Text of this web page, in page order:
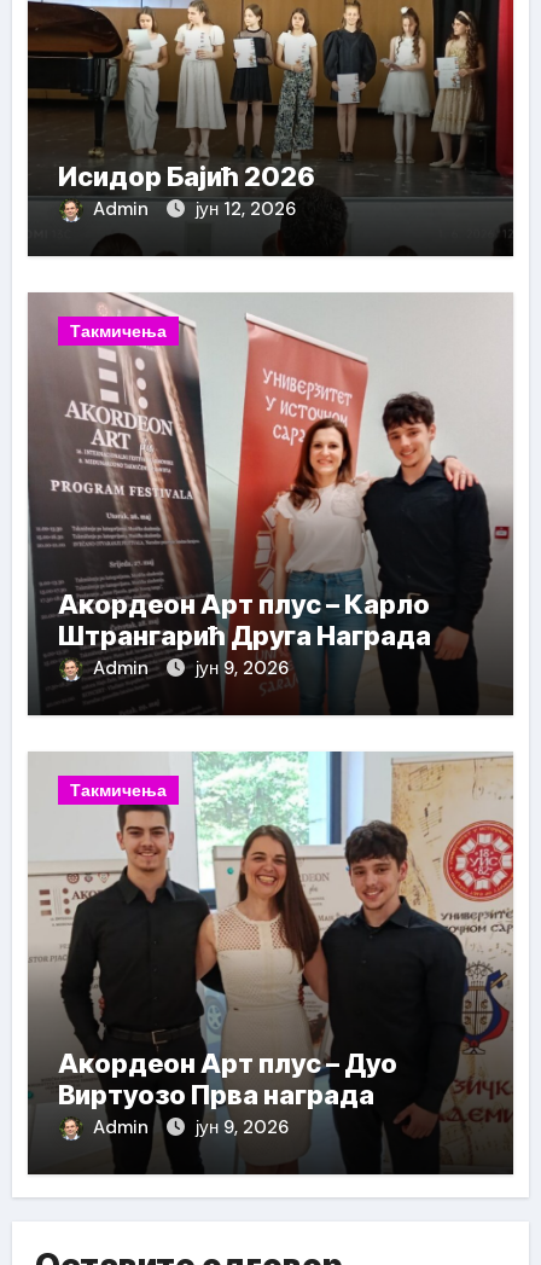
Исидор Бајић 2026
Admin јун 12, 2026
Такмичења
Акордеон Арт плус – Карло
Штрангарић Друга Награда
Admin јун 9, 2026
Такмичења
Акордеон Арт плус – Дуо
Виртуозо Прва награда
Admin јун 9, 2026